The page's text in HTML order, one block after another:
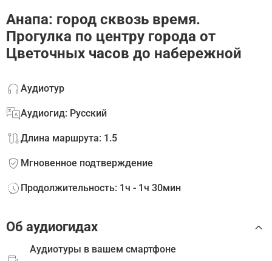
Анапа: город сквозь время.
Прогулка по центру города от
Цветочных часов до набережной
Аудиотур
Аудиогид: Русский
Длина маршрута: 1.5
Мгновенное подтверждение
Продолжительность: 1ч - 1ч 30мин
Об аудиогидах
Аудиотуры в вашем смартфоне